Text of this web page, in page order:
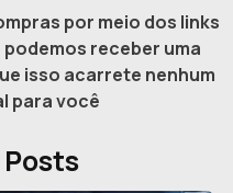
por meio dos links
receber uma
isso acarrete nenhum
para você